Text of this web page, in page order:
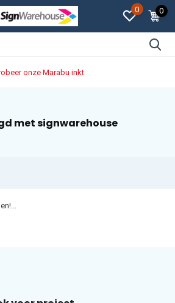
0 0
onze Marabu inkt
met signwarehouse